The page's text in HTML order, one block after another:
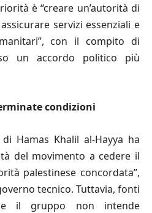
è “creare un’autorità di
servizi essenziali e
con il compito di
un accordo politico più
condizioni
Hamas Khalil al-Hayya ha
del movimento a cedere il
palestinese concordata”,
tecnico. Tuttavia, fonti
il gruppo non intende